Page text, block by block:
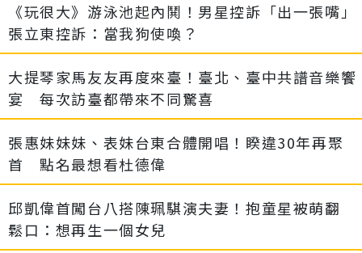
《玩很大》游泳池起內鬨！男星控訴「出一張嘴」
張立東控訴：當我狗使喚？
大提琴家馬友友再度來臺！臺北、臺中共譜音樂饗
宴 每次訪臺都帶來不同驚喜
張惠妹妹妹、表妹台東合體開唱！睽違30年再聚
首 點名最想看杜德偉
邱凱偉首闖台八搭陳珮騏演夫妻！抱童星被萌翻
鬆口：想再生一個女兒